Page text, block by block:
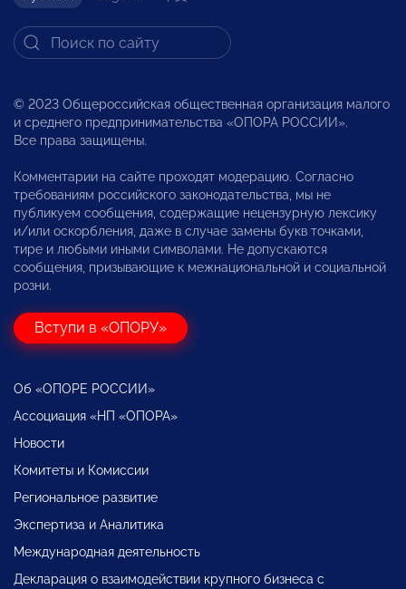
© 2023 Общероссийская общественная организация малого
и среднего предпринимательства «ОПОРА РОССИИ».
Все права защищены.
Комментарии на сайте проходят модерацию. Согласно
требованиям российского законодательства, мы не
публикуем сообщения, содержащие нецензурную лексику
и/или оскорбления, даже в случае замены букв точками,
тире и любыми иными символами. Не допускаются
сообщения, призывающие к межнациональной и социальной
розни.
Вступи в «ОПОРУ»
Об «ОПОРЕ РОССИИ»
Ассоциация «НП «ОПОРА»
Новости
Комитеты и Комиссии
Региональное развитие
Экспертиза и Аналитика
Международная деятельность
Декларация о взаимодействии крупного бизнеса с